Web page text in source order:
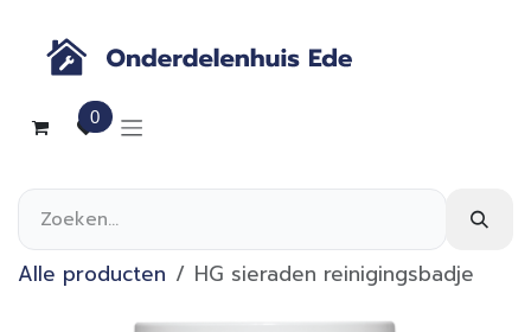
0
Alle producten HG sieraden reinigingsbadje